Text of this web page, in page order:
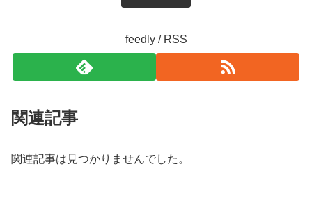
feedly / RSS
関連記事
関連記事は見つかりませんでした。